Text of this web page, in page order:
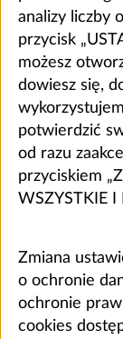
analizy liczby
przycisk
możesz
dowiesz się,
potwierdzić
od razu
przyciskiem
WSZYSTKIE I
Zmiana
o ochronie
ochronie
cookies